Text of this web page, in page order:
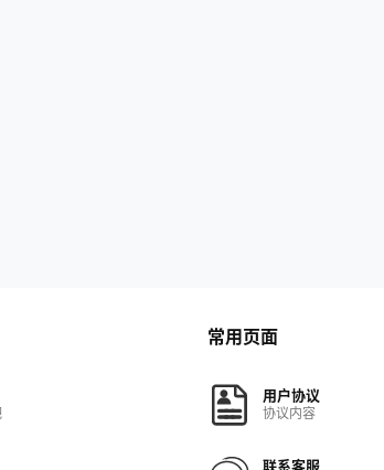
常用页面
用户协议
协议内容
联系客服